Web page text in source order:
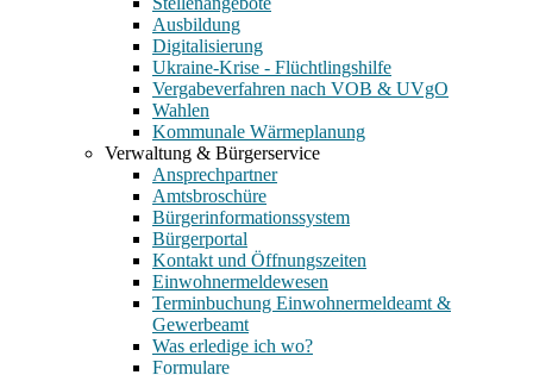
Ausbildung
Digitalisierung
Ukraine-Krise - Flüchtlingshilfe
Vergabeverfahren nach VOB & UVgO
Wahlen
Kommunale Wärmeplanung
Verwaltung & Bürgerservice
Ansprechpartner
Amtsbroschüre
Bürgerinformationssystem
Bürgerportal
Kontakt und Öffnungszeiten
Einwohnermeldewesen
Terminbuchung Einwohnermeldeamt &
Gewerbeamt
Was erledige ich wo?
Formulare